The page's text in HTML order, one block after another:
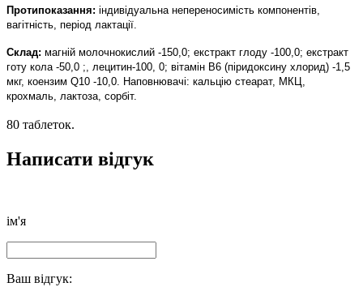
Протипоказання: індивідуальна непереносимість компонентів,
вагітність, період лактації.
Склад: магній молочнокислий -150,0; екстракт глоду -100,0; екстракт
готу кола -50,0 ;, лецитин-100, 0; вітамін В6 (піридоксину хлорид) -1,5
мкг, коензим Q10 -10,0. Наповнювачі: кальцію стеарат, МКЦ,
крохмаль, лактоза, сорбіт.
80 таблеток.
Написати відгук
ім'я
Ваш відгук: